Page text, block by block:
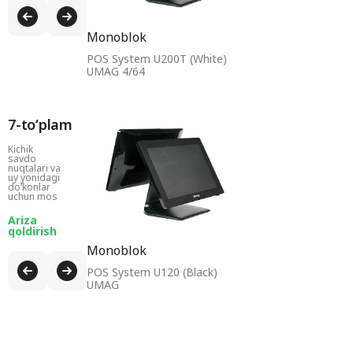
Monoblok
POS System U200T (White)
UMAG 4/64
7-toʻplam
Kichik
savdo
nuqtalari va
uy yonidagi
doʻkonlar
uchun mos
Ariza
qoldirish
Monoblok
POS System U120 (Black)
UMAG